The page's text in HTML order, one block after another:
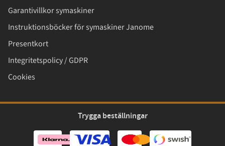
Garantivillkor symaskiner
Instruktionsböcker för symaskiner Janome
Presentkort
Integritetspolicy / GDPR
Cookies
Trygga beställningar